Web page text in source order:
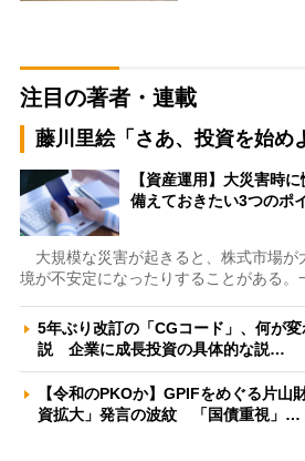
注目の著者・連載
藤川里絵「さあ、投資を始め
【資産運用】大災害時
備えておきたい3つのポ
大規模な災害が起きると、株式市場が
境が不安定になったりすることがある
5年ぶり改訂の「CGコード」、何が
説 企業に成長投資の具体的な説…
【令和のPKOか】GPIFをめぐる片山
資拡大」発言の波紋 「国債重視」…